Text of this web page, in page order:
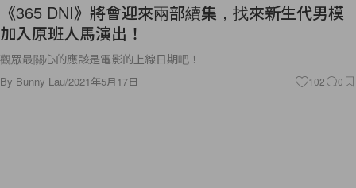
《365 DNI》將會迎來兩部續集，找來新生代男模
加入原班人馬演出！
觀眾最關心的應該是電影的上線日期吧！
By Bunny Lau/2021年5月17日 102 0